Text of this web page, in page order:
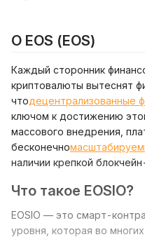
О EOS (EOS)
Каждый сторонник
криптовалюты вытеснят
чтодецентрализованные
ключом к достижению
массового внедрения,
бесконечно
наличии крепкой
Что такое EOSIO?
EOSIO — это смарт-
уровня, которая во